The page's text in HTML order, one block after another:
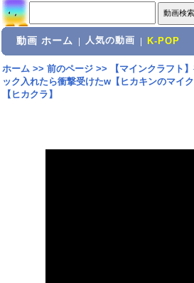
動画 ホーム 人気の動画 K-POP
ホーム>> 前のページ>>
【マインクラフト
ック入れたら衝撃受けたw【ヒカキンのマイク
【ヒカクラ】